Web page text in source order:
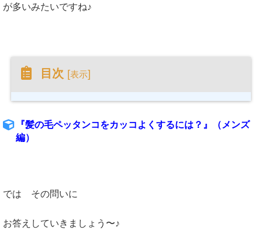
が多いみたいですね♪
目次 [表示]
『髪の毛ペッタンコをカッコよくするには？』（メンズ
編）
では その問いに
お答えしていきましょう〜♪